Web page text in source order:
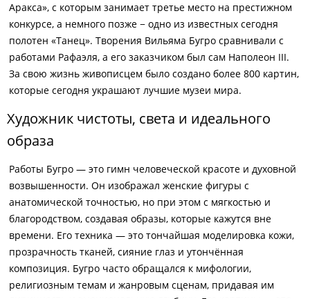
Аракса», с которым занимает третье место на престижном
конкурсе, а немного позже − одно из известных сегодня
полотен «Танец». Творения Вильяма Бугро сравнивали с
работами Рафаэля, а его заказчиком был сам Наполеон III.
За свою жизнь живописцем было создано более 800 картин,
которые сегодня украшают лучшие музеи мира.
Художник чистоты, света и идеального
образа
Работы Бугро — это гимн человеческой красоте и духовной
возвышенности. Он изображал женские фигуры с
анатомической точностью, но при этом с мягкостью и
благородством, создавая образы, которые кажутся вне
времени. Его техника — это тончайшая моделировка кожи,
прозрачность тканей, сияние глаз и утончённая
композиция. Бугро часто обращался к мифологии,
религиозным темам и жанровым сценам, придавая им